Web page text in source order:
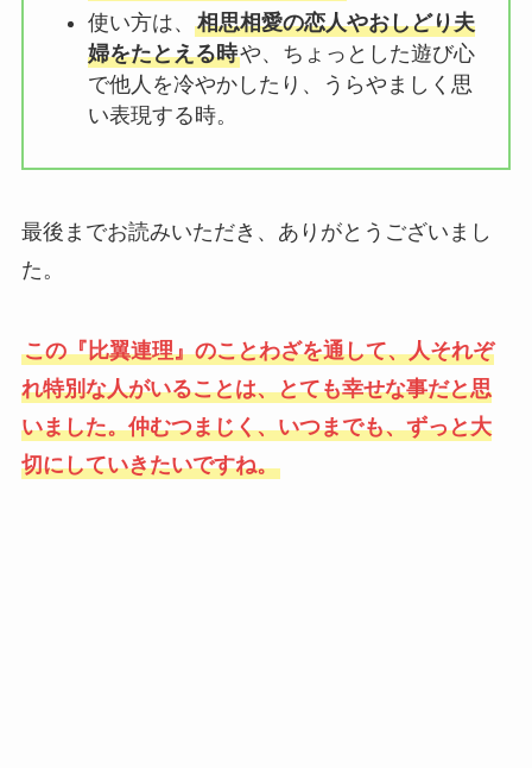
使い方は、 相思相愛の恋人やおしどり夫
婦をたとえる時や、ちょっとした遊び心
で他人を冷やかしたり、うらやましく思
い表現する時。
最後までお読みいただき、ありがとうございまし
た。
この『比翼連理』のことわざを通して、人それぞ
れ特別な人がいることは、とても幸せな事だと思
いました。仲むつまじく、いつまでも、ずっと大
切にしていきたいですね。